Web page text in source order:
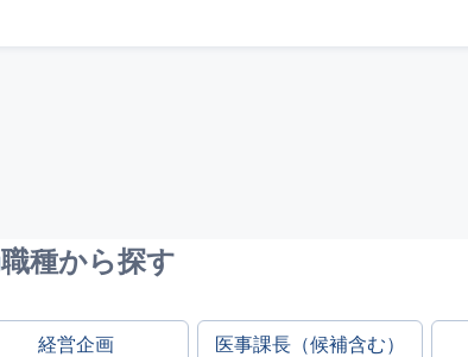
職種から探す
経営企画 医事課長（候補含む）